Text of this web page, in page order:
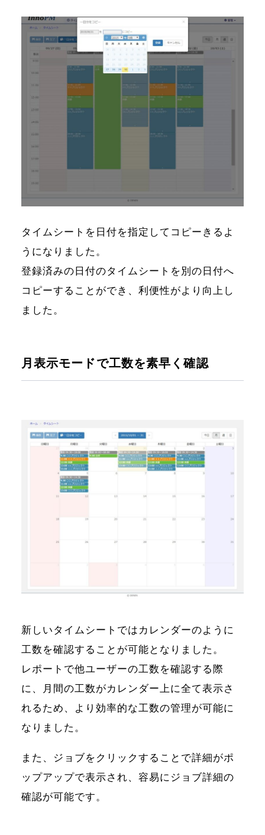
タイムシートを日付を指定してコピーきるよ
うになりました。
登録済みの日付のタイムシートを別の日付へ
コピーすることができ、利便性がより向上し
ました。
月表示モードで工数を素早く確認
新しいタイムシートではカレンダーのように
工数を確認することが可能となりました。
レポートで他ユーザーの工数を確認する際
に、月間の工数がカレンダー上に全て表示さ
れるため、より効率的な工数の管理が可能に
なりました。
また、ジョブをクリックすることで詳細がポ
ップアップで表示され、容易にジョブ詳細の
確認が可能です。